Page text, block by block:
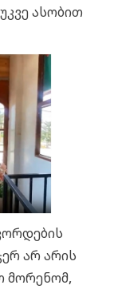
ასობით
არ არის
მორენომ,